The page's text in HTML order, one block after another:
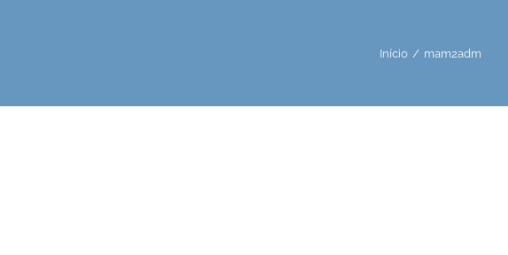
Início mam2adm